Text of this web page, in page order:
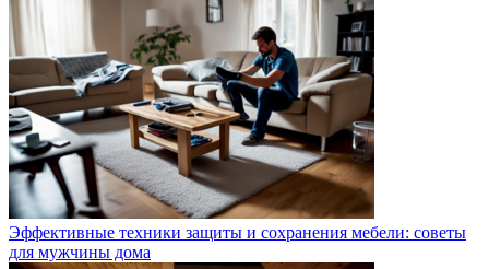
Эффективные техники защиты и сохранения мебели: советы
для мужчины дома